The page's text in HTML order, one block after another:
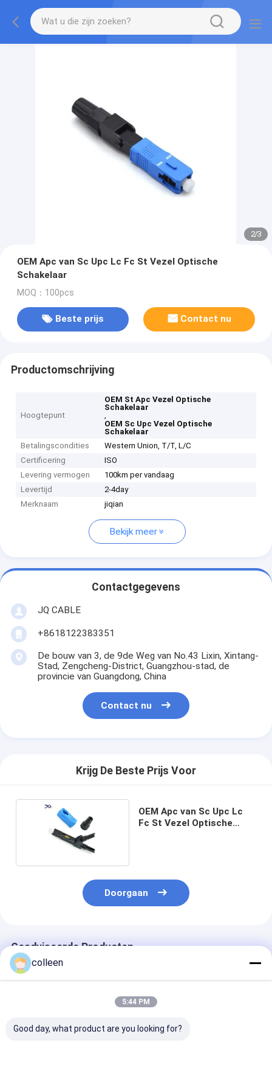
2/3
OEM Apc van Sc Upc Lc Fc St Vezel Optische
Schakelaar
MOQ：100pcs
Beste prijs Contact nu
Productomschrijving
Hoogtepunt
OEM St Apc Vezel Optische
Schakelaar
,
OEM Sc Upc Vezel Optische
Schakelaar
Betalingscondities
Western Union, T/T, L/C
Certificering
ISO
Levering vermogen
100km per vandaag
Levertijd
2-4day
Merknaam
jiqian
Bekijk meer
Contactgegevens
JQ CABLE
+8618122383351
De bouw van 3, de 9de Weg van No.43 Lixin, Xintang-
Stad, Zengcheng-District, Guangzhou-stad, de
provincie van Guangdong, China
Contact nu
Krijg De Beste Prijs Voor
OEM Apc van Sc Upc Lc
Fc St Vezel Optische
Doorgaan
Geadviseerde Producten
colleen
5:44 PM
Good day, what product are you looking for?